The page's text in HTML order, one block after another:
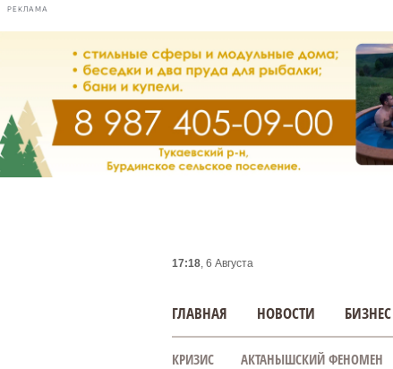
РЕКЛАМА
17:18, 6 Августа
ГЛАВНАЯ НОВОСТИ БИЗНЕС
КРИЗИС АКТАНЫШСКИЙ ФЕНОМЕН